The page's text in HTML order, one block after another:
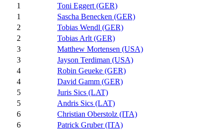
1
Toni Eggert (GER)
1
Sascha Benecken (GER)
2
Tobias Wendl (GER)
2
Tobias Arlt (GER)
3
Matthew Mortensen (USA)
3
Jayson Terdiman (USA)
4
Robin Geueke (GER)
4
David Gamm (GER)
5
Juris Sics (LAT)
5
Andris Sics (LAT)
6
Christian Oberstolz (ITA)
6
Patrick Gruber (ITA)